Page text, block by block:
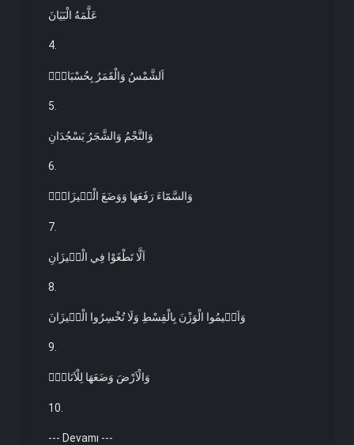
عَلَّمَهُ الْبَيَانَ
4.
اَلشَّمْسُ وَالْقَمَرُ بِحُسْبَانٍۖ
5.
وَالنَّجْمُ وَالشَّجَرُ يَسْجُدَانِ
6.
وَالسَّمَٓاءَ رَفَعَهَا وَوَضَعَ الْم۪يزَانَۙ
7.
اَلَّا تَطْغَوْا فِي الْم۪يزَانِ
8.
وَاَق۪يمُوا الْوَزْنَ بِالْقِسْطِ وَلَا تُخْسِرُوا الْم۪يزَانَ
9.
وَالْاَرْضَ وَضَعَهَا لِلْاَنَامِۙ
10.
--- Devamı ---